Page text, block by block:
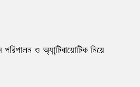
ও অ্যান্টিবায়োটিক নিয়ে